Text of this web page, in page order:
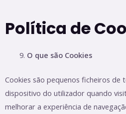
Política de
O que são Cookies
Cookies são pequenos ficheiros de
dispositivo do utilizador quando
melhorar a experiência de